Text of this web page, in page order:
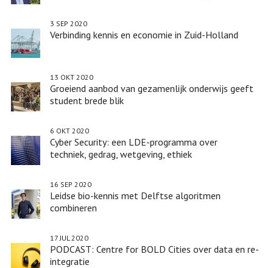
Verbinding kennis en economie in Zuid-Holland
3 SEP 2020
Groeiend aanbod van gezamenlijk onderwijs geeft
student brede blik
13 OKT 2020
Cyber Security: een LDE-programma over
techniek, gedrag, wetgeving, ethiek
6 OKT 2020
Leidse bio-kennis met Delftse algoritmen
combineren
16 SEP 2020
PODCAST: Centre for BOLD Cities over data en re-
integratie
17 JUL 2020